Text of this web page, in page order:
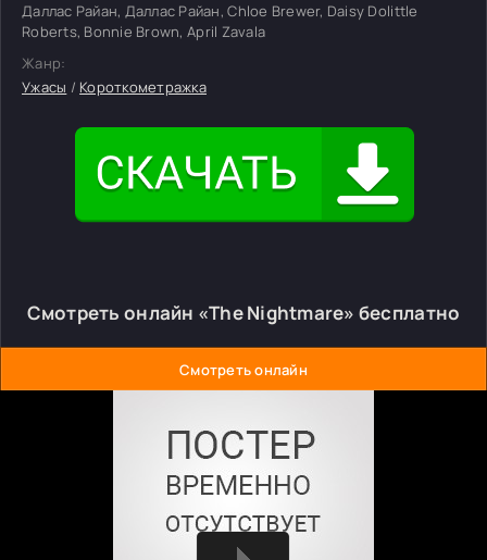
Даллас Райан, Даллас Райан, Chloe Brewer, Daisy Dolittle
Roberts, Bonnie Brown, April Zavala
Жанр:
Ужасы / Короткометражка
Смотреть онлайн «The Nightmare» бесплатно
Смотреть онлайн